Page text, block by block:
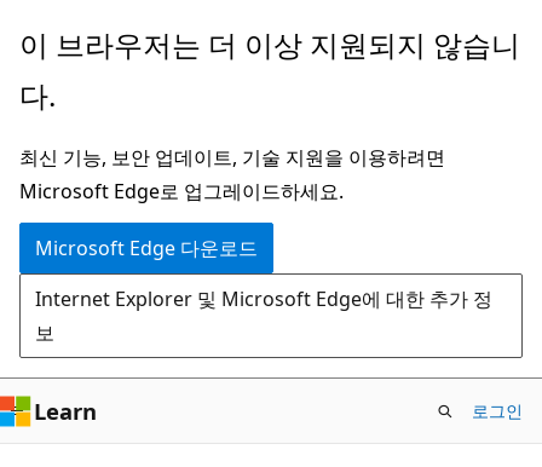
주
콘
츠
로
건
너
뛰
기
이 브라우저는 더 이상 지원되지 않습니
다.
최신 기능, 보안 업데이트, 기술 지원을 이용하려면
Microsoft Edge로 업그레이드하세요.
Microsoft Edge 다운로드
Internet Explorer 및 Microsoft Edge에 대한 추가 정
보
Learn 로그인